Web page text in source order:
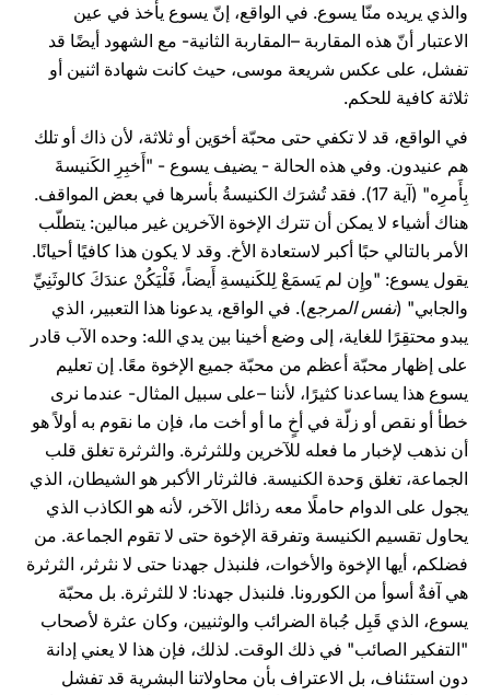
والذي يريده منّا يسوع. في الواقع، إنّ يسوع يأخذ في عين
الاعتبار أنّ هذه المقاربة –المقاربة الثانية- مع الشهود أيضًا قد
تفشل، على عكس شريعة موسى، حيث كانت شهادة اثنين أو
ثلاثة كافية للحكم.
في الواقع، قد لا تكفي حتى محبّة أخوَين أو ثلاثة، لأن ذاك أو تلك
هم عنيدون. وفي هذه الحالة - يضيف يسوع - "أَخبِرِ الكَنيسةَ
بِأَمرِه" (آية 17). فقد تُشرَك الكنيسةُ بأسرها في بعض المواقف.
هناك أشياء لا يمكن أن تترك الإخوة الآخرين غير مبالين: يتطلّب
الأمر بالتالي حبًا أكبر لاستعادة الأخ. وقد لا يكون هذا كافيًا أحيانًا.
يقول يسوع: "وإِن لم يَسمَعْ لِلكَنيسةِ أَيضاً، فَلْيَكُنْ عندَكَ كالوثَنِيِّ
والجابي" (نفس المرجع). في الواقع، يدعونا هذا التعبير، الذي
يبدو محتقِرًا للغاية، إلى وضع أخينا بين يدي الله: وحده الآب قادر
على إظهار محبّة أعظم من محبّة جميع الإخوة معًا. إن تعليم
يسوع هذا يساعدنا كثيرًا، لأننا –على سبيل المثال- عندما نرى
خطأ أو نقص أو زلّة في أخٍ ما أو أخت ما، فإن ما نقوم به أولاً هو
أن نذهب لإخبار ما فعله للآخرين وللثرثرة. والثرثرة تغلق قلب
الجماعة، تغلق وَحدة الكنيسة. فالثرثار الأكبر هو الشيطان، الذي
يجول على الدوام حاملًا معه رذائل الآخر، لأنه هو الكاذب الذي
يحاول تقسيم الكنيسة وتفرقة الإخوة حتى لا تقوم الجماعة. من
فضلكم، أيها الإخوة والأخوات، فلنبذل جهدنا حتى لا نثرثر، الثرثرة
هي آفةٌ أسوأ من الكورونا. فلنبذل جهدنا: لا للثرثرة. بل محبّة
يسوع، الذي قَبِل جُباة الضرائب والوثنيين، وكان عثرة لأصحاب
"التفكير الصائب" في ذلك الوقت. لذلك، فإن هذا لا يعني إدانة
دون استئناف، بل الاعتراف بأن محاولاتنا البشرية قد تفشل